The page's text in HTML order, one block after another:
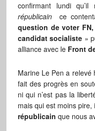
confirmant lundi
républicaince
question de voter
candidat socialiste »
alliance avec le Front
Marine Le Pen a
fait des progrès en
ni qui n’est pas la
mais qui est moins
républicain que nous